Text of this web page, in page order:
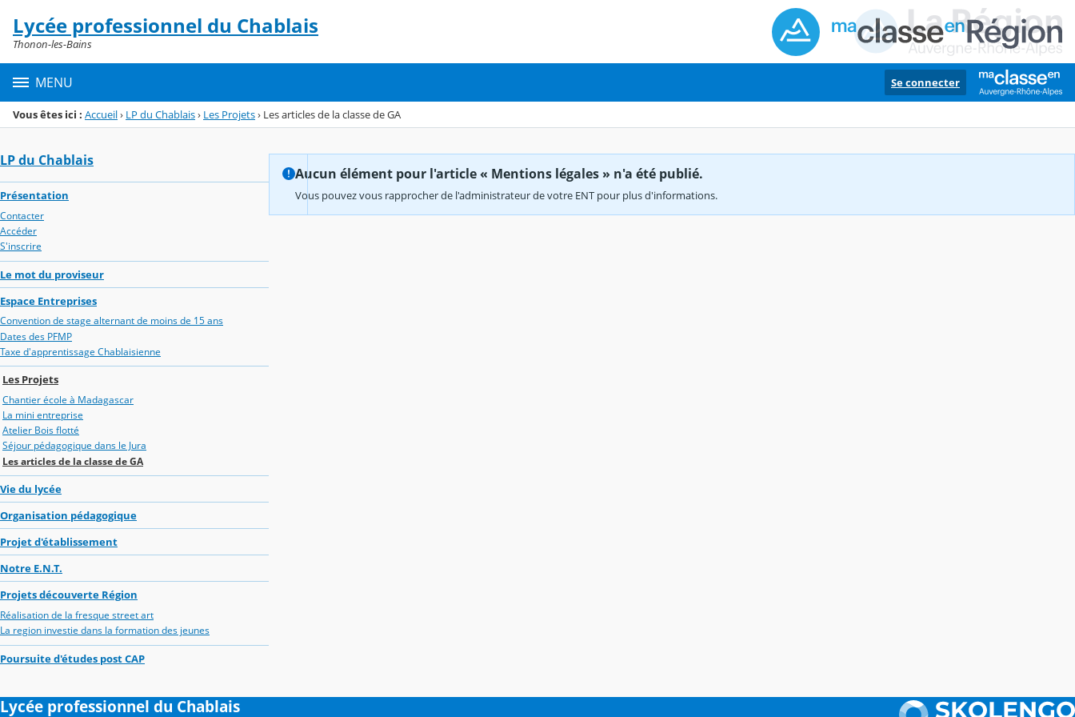
Menu de la rubrique
Contenu
Lycée professionnel du Chablais
Thonon-les-Bains
MENU Se connecter
Vous êtes ici : Accueil› LP du Chablais› Les Projets› Les articles de la classe de GA
LP du Chablais
Présentation
Contacter
Accéder
S'inscrire
Le mot du proviseur
Espace Entreprises
Convention de stage alternant de moins de 15 ans
Dates des PFMP
Taxe d'apprentissage Chablaisienne
Les Projets
Chantier école à Madagascar
La mini entreprise
Atelier Bois flotté
Séjour pédagogique dans le Jura
Les articles de la classe de GA
Vie du lycée
Organisation pédagogique
Projet d'établissement
Notre E.N.T.
Projets découverte Région
Réalisation de la fresque street art
La region investie dans la formation des jeunes
Poursuite d'études post CAP
Aucun élément pour l'article « Mentions légales » n'a été publié.
Vous pouvez vous rapprocher de l'administrateur de votre ENT pour plus d'informations.
Lycée professionnel du Chablais